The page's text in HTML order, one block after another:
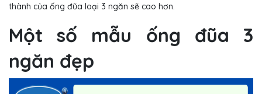
thành của ống đũa loại 3 ngăn sẽ cao hơn.
Một số mẫu ống đũa 3
ngăn đẹp